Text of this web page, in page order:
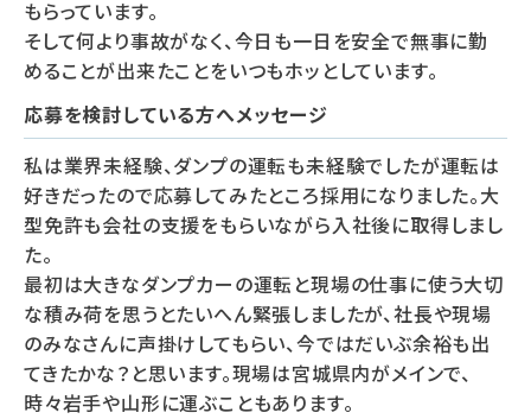
もらっています。
そして何より事故がなく、今日も一日を安全で無事に勤
めることが出来たことをいつもホッとしています。
応募を検討している方へメッセージ
私は業界未経験、ダンプの運転も未経験でしたが運転は
好きだったので応募してみたところ採用になりました。大
型免許も会社の支援をもらいながら入社後に取得しまし
た。
最初は大きなダンプカーの運転と現場の仕事に使う大切
な積み荷を思うとたいへん緊張しましたが、社長や現場
のみなさんに声掛けしてもらい、今ではだいぶ余裕も出
てきたかな？と思います。現場は宮城県内がメインで、
時々岩手や山形に運ぶこともあります。